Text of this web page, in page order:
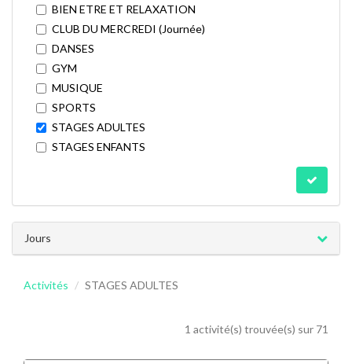
BIEN ETRE ET RELAXATION
CLUB DU MERCREDI (Journée)
DANSES
GYM
MUSIQUE
SPORTS
STAGES ADULTES
STAGES ENFANTS
Jours
Activités STAGES ADULTES
1 activité(s) trouvée(s) sur 71